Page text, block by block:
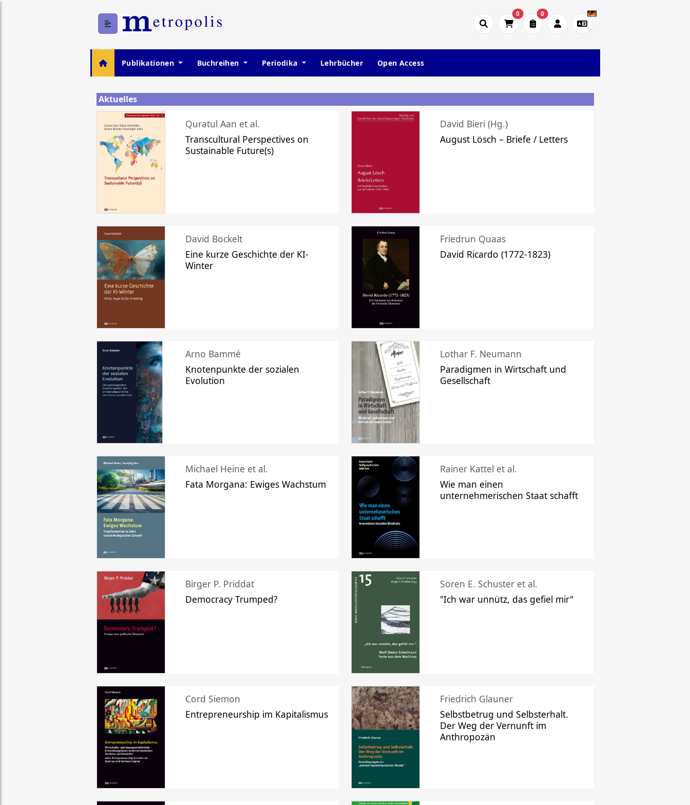
0 0
Publikationen Buchreihen Periodika Lehrbücher Open Access
Aktuelles
Quratul Aan et al.
Transcultural Perspectives on
Sustainable Future(s)
David Bieri (Hg.)
August Lösch – Briefe / Letters
David Bockelt
Eine kurze Geschichte der KI-
Winter
Friedrun Quaas
David Ricardo (1772-1823)
Arno Bammé
Knotenpunkte der sozialen
Evolution
Lothar F. Neumann
Paradigmen in Wirtschaft und
Gesellschaft
Michael Heine et al.
Fata Morgana: Ewiges Wachstum
Rainer Kattel et al.
Wie man einen
unternehmerischen Staat schafft
Birger P. Priddat
Democracy Trumped?
Sören E. Schuster et al.
"Ich war unnütz, das gefiel mir"
Cord Siemon
Entrepreneurship im Kapitalismus
Friedrich Glauner
Selbstbetrug und Selbsterhalt.
Der Weg der Vernunft im
Anthropozän